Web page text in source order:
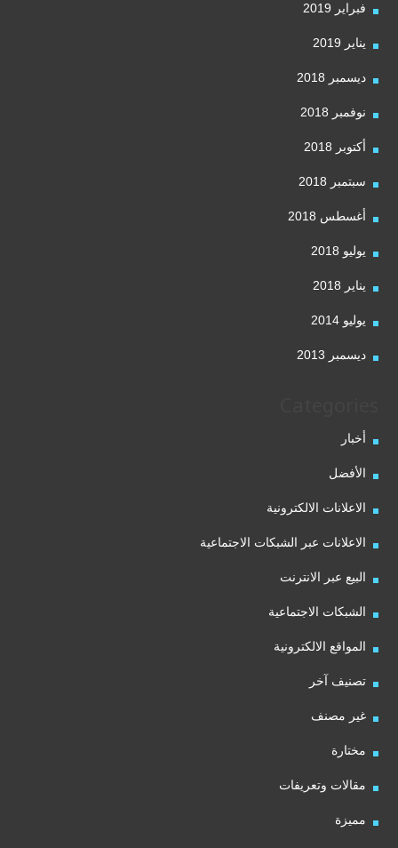
فبراير 2019
يناير 2019
ديسمبر 2018
نوفمبر 2018
أكتوبر 2018
سبتمبر 2018
أغسطس 2018
يوليو 2018
يناير 2018
يوليو 2014
ديسمبر 2013
أخبار
الأفضل
الاعلانات الالكترونية
الاعلانات عبر الشبكات الاجتماعية
البيع عبر الانترنت
الشبكات الاجتماعية
المواقع الالكترونية
تصنيف آخر
غير مصنف
مختارة
مقالات وتعريفات
مميزة